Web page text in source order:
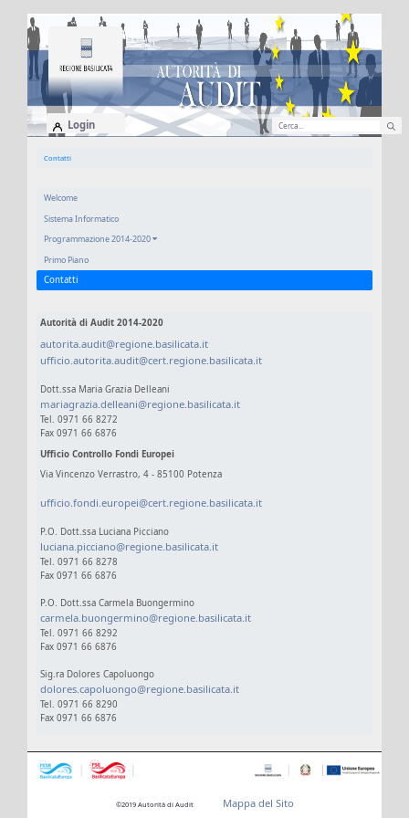
Login
Contatti
Welcome
Sistema Informatico
Programmazione 2014-2020
Primo Piano
Contatti
Autorità di Audit 2014-2020
autorita.audit@regione.basilicata.it
ufficio.autorita.audit@cert.regione.basilicata.it
Dott.ssa Maria Grazia Delleani
mariagrazia.delleani@regione.basilicata.it
Tel. 0971 66 8272
Fax 0971 66 6876
Ufficio Controllo Fondi Europei
Via Vincenzo Verrastro, 4 - 85100 Potenza
ufficio.fondi.europei@cert.regione.basilicata.it
P.O. Dott.ssa Luciana Picciano
luciana.picciano@regione.basilicata.it
Tel. 0971 66 8278
Fax 0971 66 6876
P.O. Dott.ssa Carmela Buongermino
carmela.buongermino@regione.basilicata.it
Tel. 0971 66 8292
Fax 0971 66 6876
Sig.ra Dolores Capoluongo
dolores.capoluongo@regione.basilicata.it
Tel. 0971 66 8290
Fax 0971 66 6876
©2019 Autorità di Audit Mappa del Sito